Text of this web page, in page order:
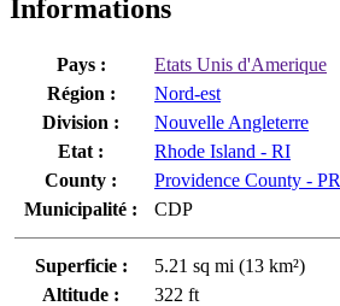
Informations
Pays :
Etats Unis d'Amerique
Région :
Nord-est
Division :
Nouvelle Angleterre
Etat :
Rhode Island - RI
County :
Providence County - PR
Municipalité :
CDP
Superficie :
5.21 sq mi (13 km²)
Altitude :
322 ft